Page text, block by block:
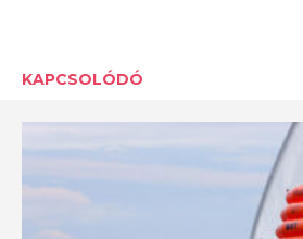
KAPCSOLÓDÓ